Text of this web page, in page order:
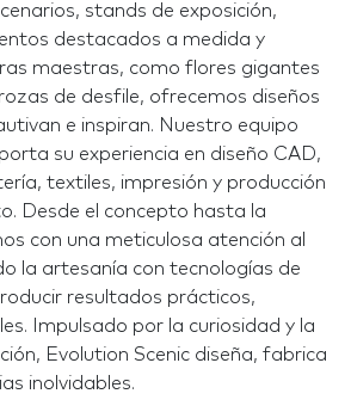
stands de exposición,
destacados a medida y
maestras, como flores gigantes
de desfile, ofrecemos diseños
e inspiran. Nuestro equipo
su experiencia en diseño CAD,
textiles, impresión y producción
Desde el concepto hasta la
con una meticulosa atención al
la artesanía con tecnologías de
resultados prácticos,
Impulsado por la curiosidad y la
Evolution Scenic diseña, fabrica
inolvidables.